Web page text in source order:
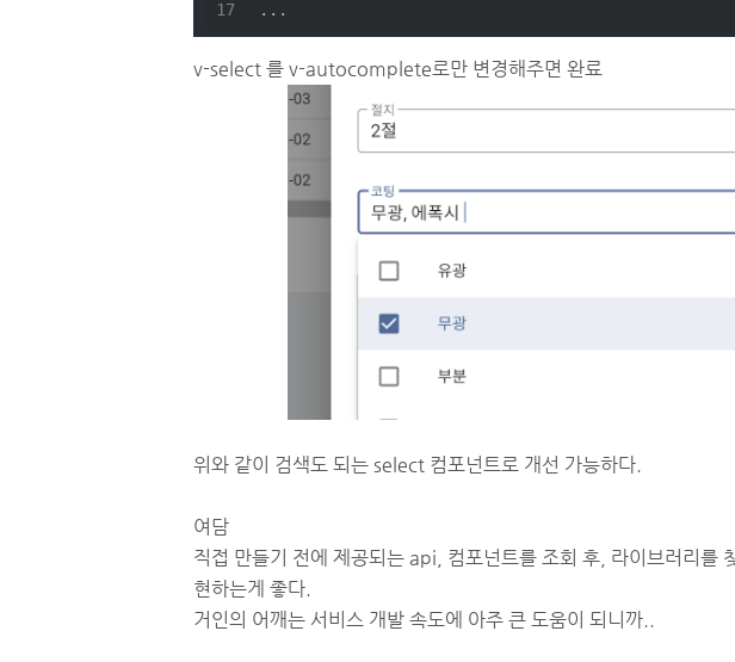
...
v-select 를 v-autocomplete로만 변경해주면 완료
위와 같이 검색도 되는 select 컴포넌트로 개선 가능하다.
여담
직접 만들기 전에 제공되는 api, 컴포넌트를 조회 후, 라이브러리를
현하는게 좋다.
거인의 어깨는 서비스 개발 속도에 아주 큰 도움이 되니까..